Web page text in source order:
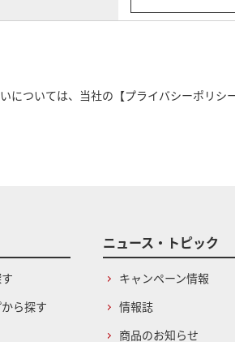
については、当社の 【プライバシーポリシ
ら探す
ニュース・トピック
キャンペーン情報
情報誌
商品のお知らせ